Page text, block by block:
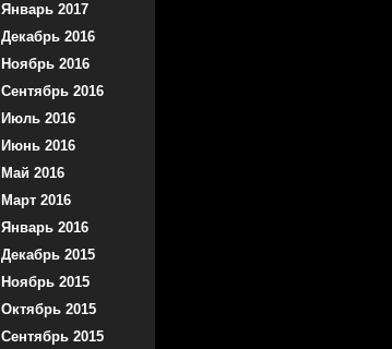
Январь 2017
Декабрь 2016
Ноябрь 2016
Сентябрь 2016
Июль 2016
Июнь 2016
Май 2016
Март 2016
Январь 2016
Декабрь 2015
Ноябрь 2015
Октябрь 2015
Сентябрь 2015